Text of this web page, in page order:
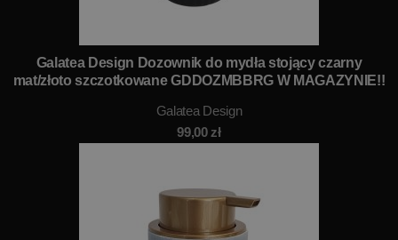
Galatea Design Dozownik do mydła stojący czarny
mat/złoto szczotkowane GDDOZMBBRG W MAGAZYNIE!!
Galatea Design
99,00zł